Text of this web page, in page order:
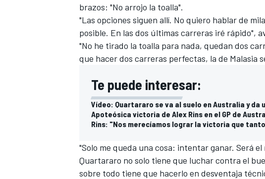
brazos: "No arrojo la toalla".
"Las opciones siguen allí. No quiero hablar de
posible. En las dos últimas carreras iré rápido",
"No he tirado la toalla para nada, quedan dos
que hacer dos carreras perfectas, la de Malasia
Te puede interesar:
Vídeo: Quartararo se va al suelo en Australia y da
Apoteósica victoria de Alex Rins en el GP de
Rins: "Nos merecíamos lograr la victoria que
"Solo me queda una cosa: intentar ganar. Será
Quartararo no solo tiene que luchar contra el
sobre todo tiene que hacerlo en desventaja